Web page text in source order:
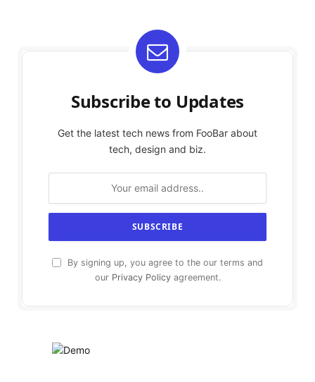
Subscribe to Updates
Get the latest tech news from FooBar about
tech, design and biz.
By signing up, you agree to the our terms and
our Privacy Policyagreement.